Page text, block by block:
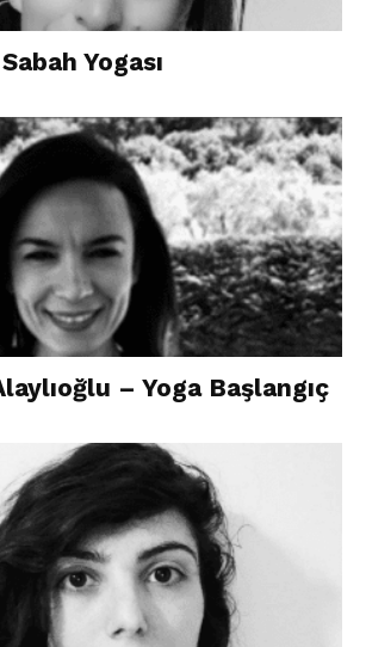
Yogası
– Yoga Başlangıç